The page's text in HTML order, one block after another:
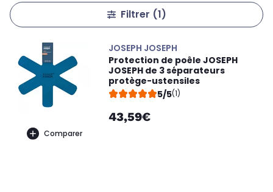
Filtrer (1)
Comparer
JOSEPH JOSEPH
Protection de poêle JOSEPH
JOSEPH de 3 séparateurs
protège-ustensiles
5/5(1)
43,59€